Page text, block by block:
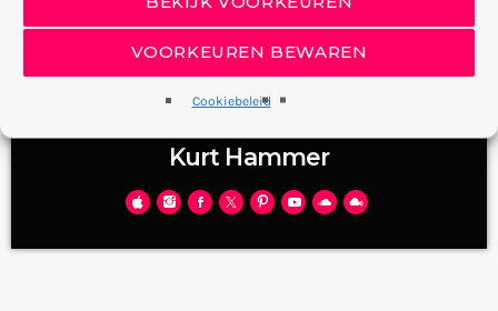
VOORKEUREN BEWAREN
Cookiebeleid
Kurt Hammer